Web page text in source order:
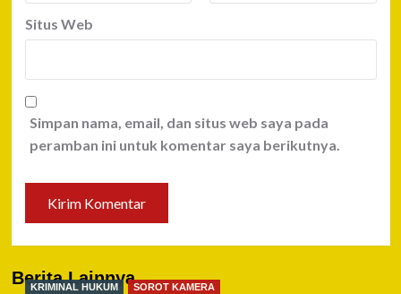
Situs Web
Simpan nama, email, dan situs web saya pada
peramban ini untuk komentar saya berikutnya.
Berita Lainnya
KRIMINAL HUKUM SOROT KAMERA